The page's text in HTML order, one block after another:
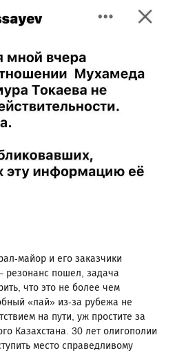
майор и его заказчики
резонанс пошел, задача
что это не более чем
«лай» из-за рубежа не
на пути, уж простите за
Казахстана. 30 лет олигополии
место справедливому